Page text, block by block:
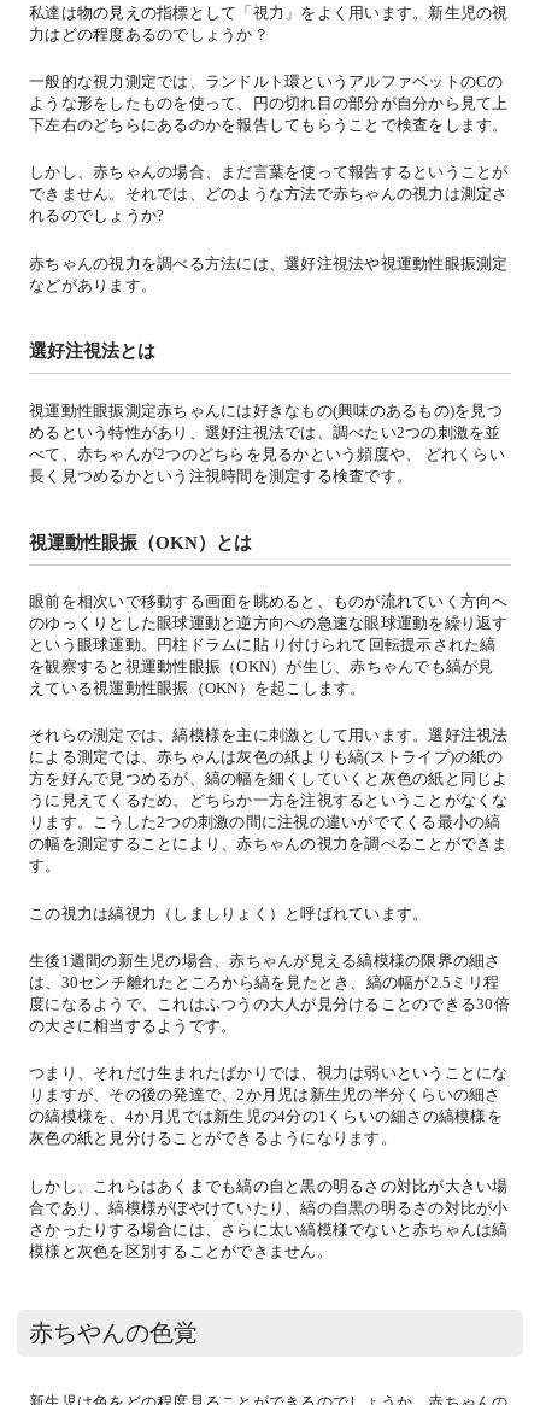
私達は物の見えの指標として「視力」をよく用います。新生児の視
力はどの程度あるのでしょうか？
一般的な視力測定では、ランドルト環というアルファベットのCの
ような形をしたものを使って、円の切れ目の部分が自分から見て上
下左右のどちらにあるのかを報告してもらうことで検査をします。
しかし、赤ちゃんの場合、まだ言葉を使って報告するということが
できません。それでは、どのような方法で赤ちゃんの視力は測定さ
れるのでしょうか?
赤ちゃんの視力を調べる方法には、選好注視法や視運動性眼振測定
などがあります。
選好注視法とは
視運動性眼振測定赤ちゃんには好きなもの(興味のあるもの)を見つ
めるという特性があり、選好注視法では、調べたい2つの刺激を並
べて、赤ちゃんが2つのどちらを見るかという頻度や、 どれくらい
長く見つめるかという注視時間を測定する検査です。
視運動性眼振（OKN）とは
眼前を相次いで移動する画面を眺めると、ものが流れていく方向へ
のゆっくりとした眼球運動と逆方向への急速な眼球運動を繰り返す
という眼球運動。円柱ドラムに貼 り付けられて回転提示された縞
を観察すると視運動性眼振（OKN）が生じ、赤ちゃんでも縞が見
えている視運動性眼振（OKN）を起こします。
それらの測定では、縞模様を主に刺激として用います。選好注視法
による測定では、赤ちゃんは灰色の紙よりも縞(ストライプ)の紙の
方を好んで見つめるが、縞の幅を細くしていくと灰色の紙と同じよ
うに見えてくるため、どちらか一方を注視するということがなくな
ります。こうした2つの刺激の間に注視の違いがでてくる最小の縞
の幅を測定することにより、赤ちゃんの視力を調べることができま
す。
この視力は縞視力（しましりょく）と呼ばれています。
生後1週間の新生児の場合、赤ちゃんが見える縞模様の限界の細さ
は、30センチ離れたところから縞を見たとき、縞の幅が2.5ミリ程
度になるようで、これはふつうの大人が見分けることのできる30倍
の大さに相当するようです。
つまり、それだけ生まれたばかりでは、視力は弱いということにな
りますが、その後の発達で、2か月児は新生児の半分くらいの細さ
の縞模様を、4か月児では新生児の4分の1くらいの細さの縞模様を
灰色の紙と見分けることができるようになります。
しかし、これらはあくまでも縞の自と黒の明るさの対比が大きい場
合であり、縞模様がぼやけていたり、縞の自黒の明るさの対比が小
さかったりする場合には、さらに太い縞模様でないと赤ちゃんは縞
模様と灰色を区別することができません。
赤ちやんの色覚